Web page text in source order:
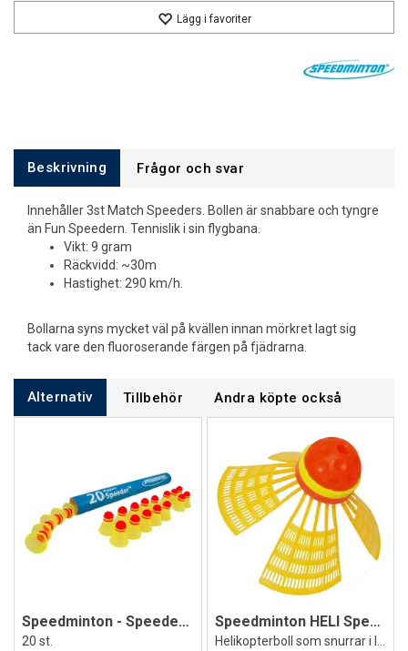
Lägg i favoriter
Beskrivning Frågor och svar
Innehåller 3st Match Speeders. Bollen är snabbare och tyngre
än Fun Speedern. Tennislik i sin flygbana.
Vikt: 9 gram
Räckvidd: ~30m
Hastighet: 290 km/h.
Bollarna syns mycket väl på kvällen innan mörkret lagt sig
tack vare den fluoroserande färgen på fjädrarna.
Alternativ Tillbehör Andra köpte också
Speedminton - Speeder Big Tube match
20 st.
Speedminton HELI Speeder